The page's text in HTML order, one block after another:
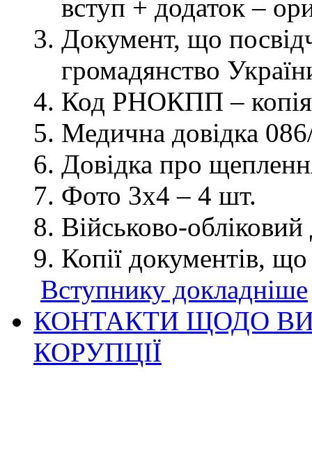
вступ + додаток –
Документ, що
громадянство
Код РНОКПП – копія
Медична довідка
Довідка про
Фото 3х4 – 4 шт.
Військово-
Копії документів,
Вступнику докладніше
КОНТАКТИ ЩОДО
КОРУПЦІЇ